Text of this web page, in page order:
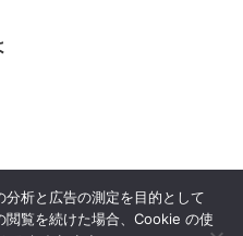
分析と広告の測定を目的として
覧を続けた場合、Cookie の使